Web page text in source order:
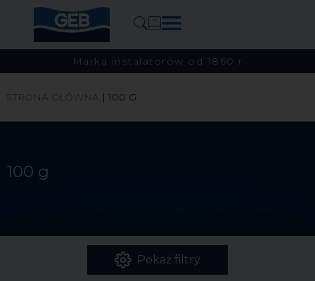
Marka instalatorów od 1860 r
STRONA GŁÓWNA | 100 G
100 g
Pokaż filtry